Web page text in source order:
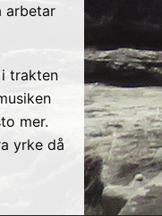
arbetar
trakten
mer.
yrke då